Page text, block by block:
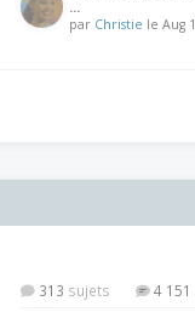
par Christie le Aug
313 4 151